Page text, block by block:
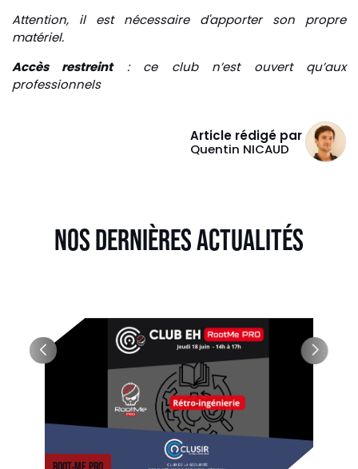
Attention, il est nécessaire d'apporter son propre
matériel.
Accès restreint: ce club n’est ouvert qu’aux
professionnels
Article rédigé par
Quentin NICAUD
NOS DERNIÈRES ACTUALITÉS